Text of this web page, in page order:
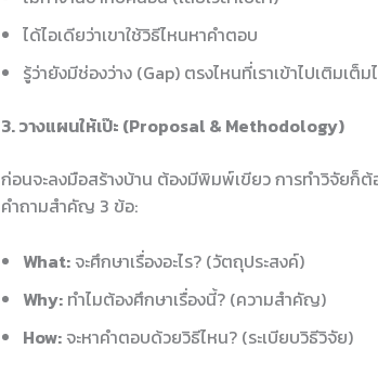
ได้ไอเดียว่าเขาใช้วิธีไหนหาคำตอบ
รู้ว่ายังมีช่องว่าง (Gap) ตรงไหนที่เราเข้าไปเติมเต็ม
3. วางแผนให้เป๊ะ (Proposal & Methodology)
ก่อนจะลงมือสร้างบ้าน ต้องมีพิมพ์เขียว การทำวิจัยก็
คำถามสำคัญ 3 ข้อ:
What: จะศึกษาเรื่องอะไร? (วัตถุประสงค์)
Why: ทำไมต้องศึกษาเรื่องนี้? (ความสำคัญ)
How: จะหาคำตอบด้วยวิธีไหน? (ระเบียบวิธีวิจัย)